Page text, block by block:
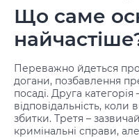
Що саме
Переважно йдеться про
догани, позбавлення
посаді. Друга
відповідальність,
збитки. Третя –
кримінальні справи,